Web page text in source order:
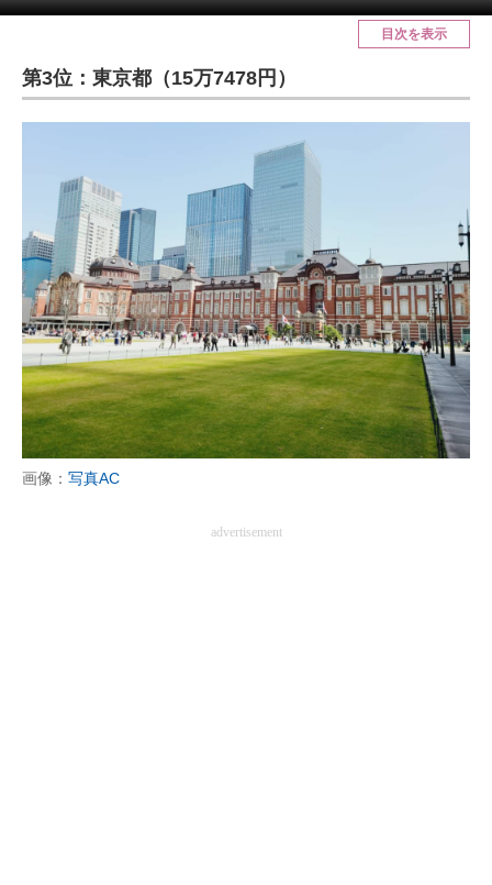
メディア
ITの今と未来を見通す
進化するPCとデバイスの未来
好きが集まる 比べて選べる
ビジネスと働き方のヒント
AI活用のいまが分かる
企業ITのトレンドを詳説
経営リーダーのコミュニティ
マーケ×ITの今がよく分かる
目次を表示
第3位：東京都（15万7478円）
画像： 写真AC
advertisement